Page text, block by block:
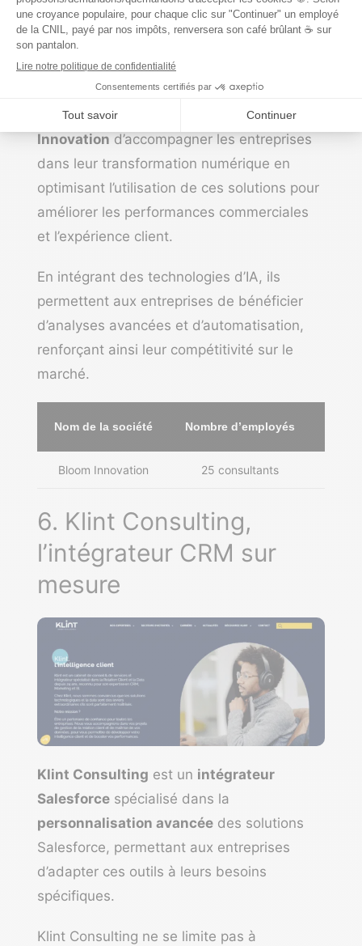
Cloud, Service Cloud, Marketing Cloud,
Platform, Community Cloud
Cloud.
Cette polyvalence permet à
Bloom
Innovation d’accompagner les entreprises
dans leur transformation numérique en
optimisant l’utilisation de ces solutions pour
améliorer les performances commerciales
et l’expérience client.
En intégrant des technologies d’IA, ils
permettent aux entreprises de bénéficier
d’analyses avancées et d’automatisation,
renforçant ainsi leur compétitivité sur le
marché.
Nom de la société Nombre d’employés
Bloom Innovation 25 consultants
6. Klint Consulting,
l’intégrateur CRM sur
mesure
Klint Consulting est un intégrateur
Salesforce spécialisé dans la
personnalisation avancée des solutions
Salesforce, permettant aux entreprises
d’adapter ces outils à leurs besoins
spécifiques.
Klint Consulting ne se limite pas à